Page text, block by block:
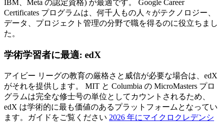
IBM、Meta の認定資格) が最適です。 Google Career
Certificates プログラムは、何千人もの人々がテクノロジー、
データ、プロジェクト管理の分野で職を得るのに役立ちまし
た。
学術学習者に最適: edX
アイビー リーグの教育の厳格さと威信が必要な場合は、edX
がそれを提供します。 MIT と Columbia の MicroMasters プロ
グラムは完全な修士号の単位としてカウントされるため、
edX は学術的に最も価値のあるプラットフォームとなってい
ます。ガイドをご覧ください 2026 年にマイクロクレデンシ